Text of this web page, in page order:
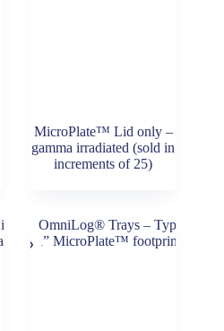
MicroPlate™ Lid only –
gamma irradiated (sold in
increments of 25)